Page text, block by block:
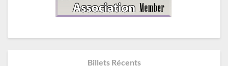
Billets Récents